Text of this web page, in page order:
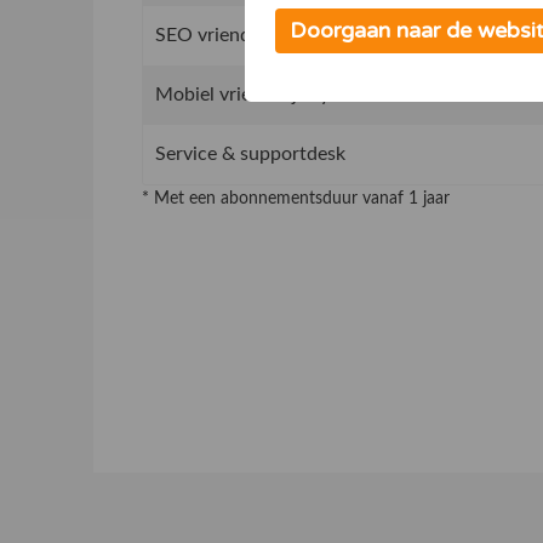
SEO vriendelijk concept, beter vindbaar in
Mobiel vriendelijk systeem
Service & supportdesk
* Met een abonnementsduur vanaf 1 jaar
Doorgaan naar de